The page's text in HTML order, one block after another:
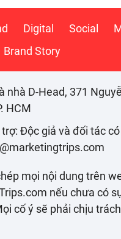
Digital Social
Brand Story
nhà D-Head, 371
HCM
Độc giả và đối tác
mọi nội dung trên
nếu chưa có
cố ý sẽ phải chịu